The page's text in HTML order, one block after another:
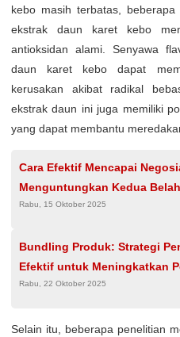
kebo masih terbatas,
ekstrak daun karet kebo
antioksidan alami. Senyawa
daun karet kebo dapat
kerusakan akibat radikal
ekstrak daun ini juga memiliki
yang dapat membantu
Cara Efektif Mencapai
Menguntungkan Kedua
Rabu, 15 Oktober 2025
Bundling Produk: Strategi
Efektif untuk Meningkatkan
Rabu, 22 Oktober 2025
Selain itu, beberapa penelitian